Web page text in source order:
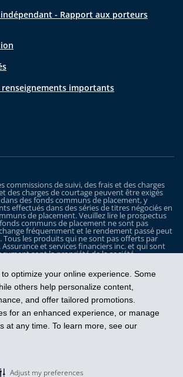
optimize your online experience. Some
others help personalize content,
and offer tailored promotions.
for an enhanced experience, or manage
at any time. To learn more, see our
Adjust my preferences
- Rapport aux porteurs
renseignements importants
commissions de suivi, des frais et des charges
des charges de courtage peuvent être exigés
des fonds communs de placement, y
effectués dans des séries de titres négociés en
de placement. Veuillez lire le prospectus
communs de placement ne sont pas
fréquemment et le rendement passé peut
Tous les produits qui ne sont pas offerts par
Assurance et services financiers inc. et qui sont
sont la propriété de la société
d’illustration seulement.
sont gérés par Placements IA Clarington inc. iA
Clarington, iA Gestion de patrimoine et le logo
sont des marques de commerce, utilisées
Alliance, Assurance et services financiers